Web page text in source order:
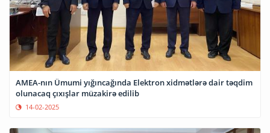
AMEA-nın Ümumi yığıncağında Elektron xidmətlərə dair təqdim
olunacaq çıxışlar müzakirə edilib
14-02-2025